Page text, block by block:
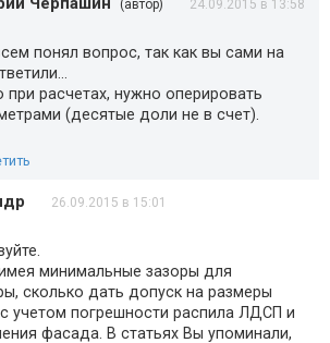
(автор) 24.09.2015 в 13:58
понял вопрос, так как вы сами на
при расчетах, нужно оперировать
(десятые доли не в счет).
26.09.2015 в 15:01
минимальные зазоры для
сколько дать допуск на размеры
учетом погрешности распила ЛДСП и
фасада. В статьях Вы упоминали,